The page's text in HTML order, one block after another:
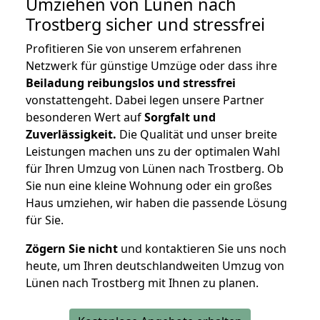
Trostberg sicher und stressfrei
Profitieren Sie von unserem erfahrenen
Netzwerk für günstige Umzüge oder dass ihre
Beiladung reibungslos und stressfrei
vonstattengeht. Dabei legen unsere Partner
besonderen Wert aufSorgfalt und
Zuverlässigkeit. Die Qualität und unser breite
Leistungen machen uns zu der optimalen Wahl
für Ihren Umzug von Lünen nach Trostberg. Ob
Sie nun eine kleine Wohnung oder ein großes
Haus umziehen, wir haben die passende Lösung
für Sie.
Zögern Sie nicht und kontaktieren Sie uns noch
heute, um Ihren deutschlandweiten Umzug von
Lünen nach Trostberg mit Ihnen zu planen.